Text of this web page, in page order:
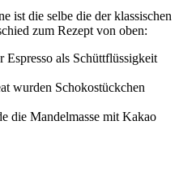
ist die selbe die der klassischen
zum Rezept von oben:
Espresso als Schüttflüssigkeit
wurden Schokostückchen
die Mandelmasse mit Kakao